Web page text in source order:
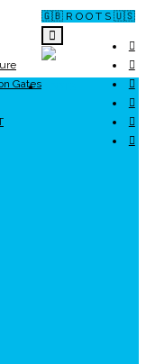
🇬🇧 R O O T S 🇺🇸
Gates